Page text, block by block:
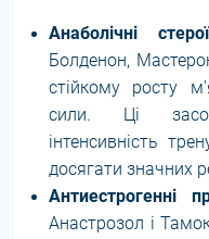
Анаболічні
Болденон,
стійкому росту
сили. Ці
інтенсивність
досягати значних
Антиестрогенні
Анастрозол і